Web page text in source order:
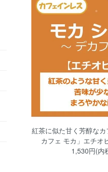
紅茶に似た甘く芳醇な
カフェ モカ」エチオ
1,530円(内